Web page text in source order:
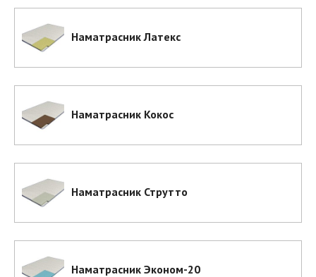
Наматрасник Латекс
Наматрасник Кокос
Наматрасник Струтто
Наматрасник Эконом-20